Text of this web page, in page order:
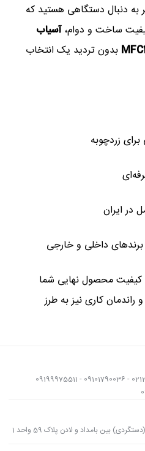
به دنبال دستگاهی هستید که
ساخت و دوام،آسیاب
بدون تردید یک انتخاب
داخلی و خارجی
کیفیت محصول نهایی شما
کاری نیز به طرز
بین بامداد و لادن پلاک 59 واحد 1